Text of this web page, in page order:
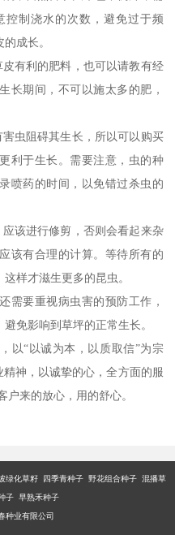
制浇水的次数，避免过于频
成长。
有利的肥料，也可以请教有经
长期间，不可以施太多的肥，
虫阻碍其生长，所以可以购买
利于生长。需要注意，虫的种
喷药的时间，以免错过杀虫的
该进行修剪，否则会看起来杂
该有合理的计算。等待所有的
样才滋生更多的昆虫。
需要重视病虫害的预防工作，
免影响到草坪的正常生长。
以“以诚为本，以质取信”为宗
精神，以诚挚的心，全方面的服
来的放心，用的舒心。
绿化草籽 四季青种子 野花组合种子 混播草
子 早熟禾种子
种业有限公司